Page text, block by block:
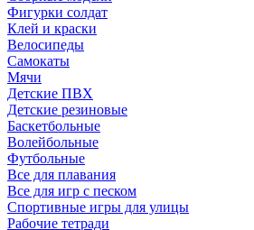
Фигурки солдат
Клей и краски
Велосипеды
Самокаты
Мячи
Детские ПВХ
Детские резиновые
Баскетбольные
Волейбольные
Футбольные
Все для плавания
Все для игр с песком
Спортивные игры для улицы
Рабочие тетради